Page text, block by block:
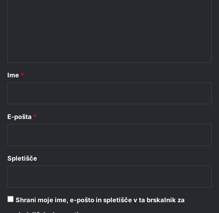
r
Ime *
E-pošta *
Spletišče
Shrani moje ime, e-pošto in spletišče v ta brskalnik za